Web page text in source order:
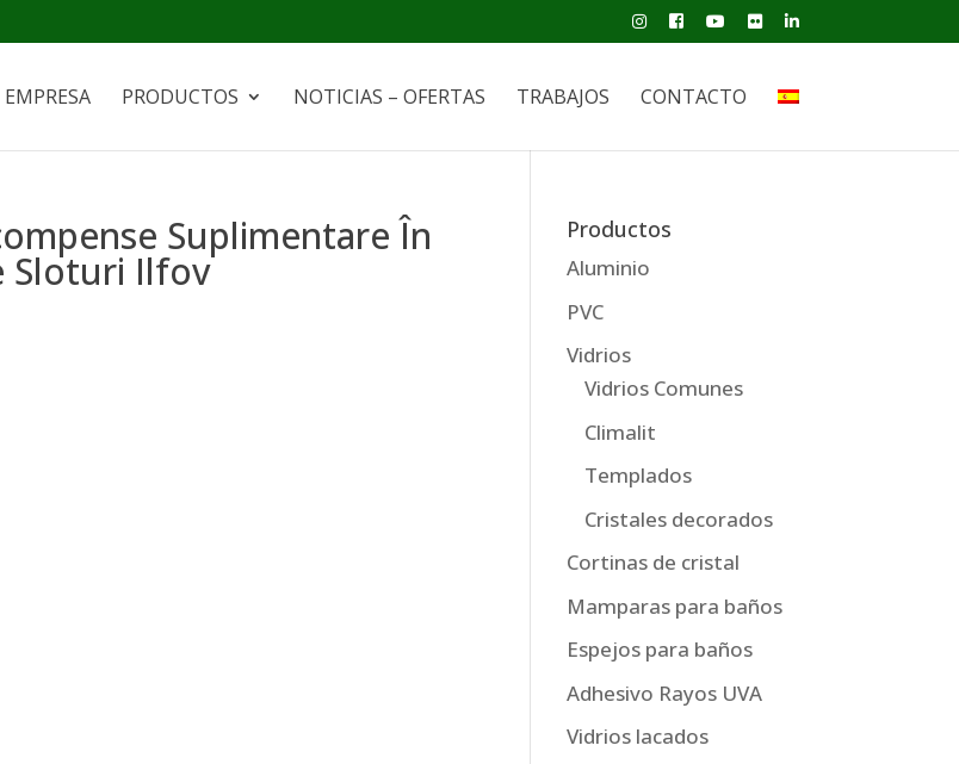
EMPRESA PRODUCTOS NOTICIAS – OFERTAS TRABAJOS CONTACTO
Suplimentare În
Sloturi Ilfov
Productos
Aluminio
PVC
Vidrios
Vidrios Comunes
Climalit
Templados
Cristales decorados
Cortinas de cristal
Mamparas para baños
Espejos para baños
Adhesivo Rayos UVA
Vidrios lacados